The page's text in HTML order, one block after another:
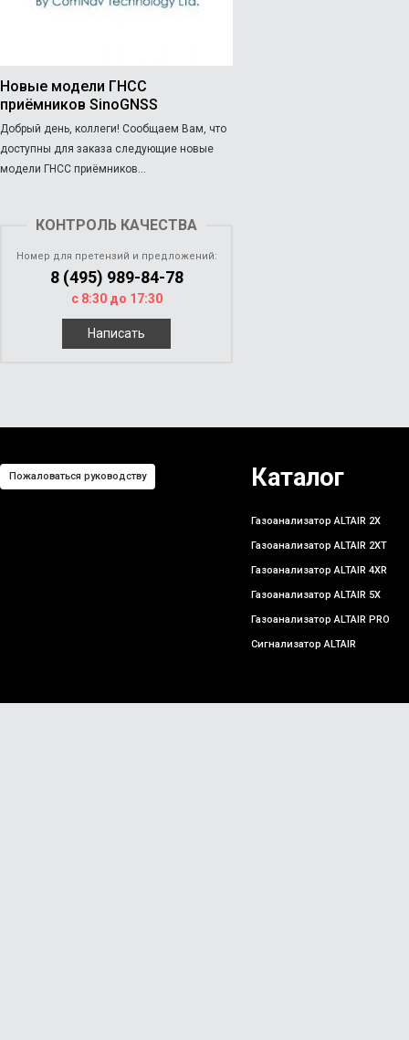
Новые модели ГНСС
приёмников SinoGNSS
Добрый день, коллеги! Сообщаем Вам, что
доступны для заказа следующие новые
модели ГНСС приёмников...
КОНТРОЛЬ КАЧЕСТВА
Номер для претензий и предложений:
8 (495) 989-84-78
с 8:30 до 17:30
Написать
Пожаловаться руководству Каталог
Газоанализатор ALTAIR 2X
Газоанализатор ALTAIR 2XT
Газоанализатор ALTAIR 4XR
Газоанализатор ALTAIR 5X
Газоанализатор ALTAIR PRO
Сигнализатор ALTAIR